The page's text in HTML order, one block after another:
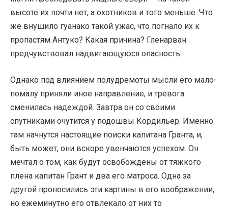
высоте их почти нет, а охотников и того меньше. Что
же внушило гуанако такой ужас, что погнало их к
пропастям Антуко? Какая причина? Гленарван
предчувствовал надвигающуюся опасность.
Однако под влиянием полудремоты мысли его мало-
помалу приняли иное направление, и тревога
сменилась надеждой. Завтра он со своими
спутниками очутится у подошвы Кордильер. Именно
там начнутся настоящие поиски капитана Гранта, и,
быть может, они вскоре увенчаются успехом. Он
мечтал о том, как будут освобождены от тяжкого
плена капитан Грант и два его матроса. Одна за
другой проносились эти картины в его воображении,
но ежеминутно его отвлекало от них то